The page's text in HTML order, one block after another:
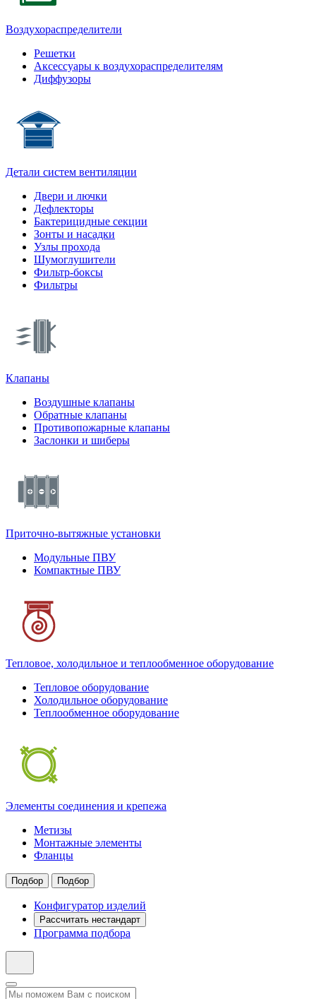
Воздухораспределители
Решетки
Аксессуары к воздухораспределителям
Диффузоры
Детали систем вентиляции
Двери и лючки
Дефлекторы
Бактерицидные секции
Зонты и насадки
Узлы прохода
Шумоглушители
Фильтр-боксы
Фильтры
Клапаны
Воздушные клапаны
Обратные клапаны
Противопожарные клапаны
Заслонки и шиберы
Приточно-вытяжные установки
Модульные ПВУ
Компактные ПВУ
Тепловое, холодильное и теплообменное оборудование
Тепловое оборудование
Холодильное оборудование
Теплообменное оборудование
Элементы соединения и крепежа
Метизы
Монтажные элементы
Фланцы
Подбор Подбор
Конфигуратор изделий
Рассчитать нестандарт
Программа подбора